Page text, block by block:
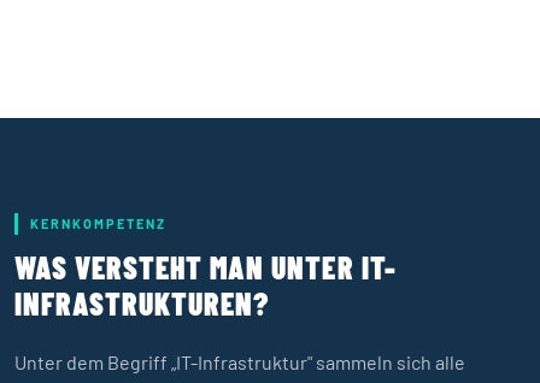
KERNKOMPETENZ
WAS VERSTEHT MAN UNTER IT-
INFRASTRUKTUREN?
Unter dem Begriff „IT-Infrastruktur" sammeln sich alle